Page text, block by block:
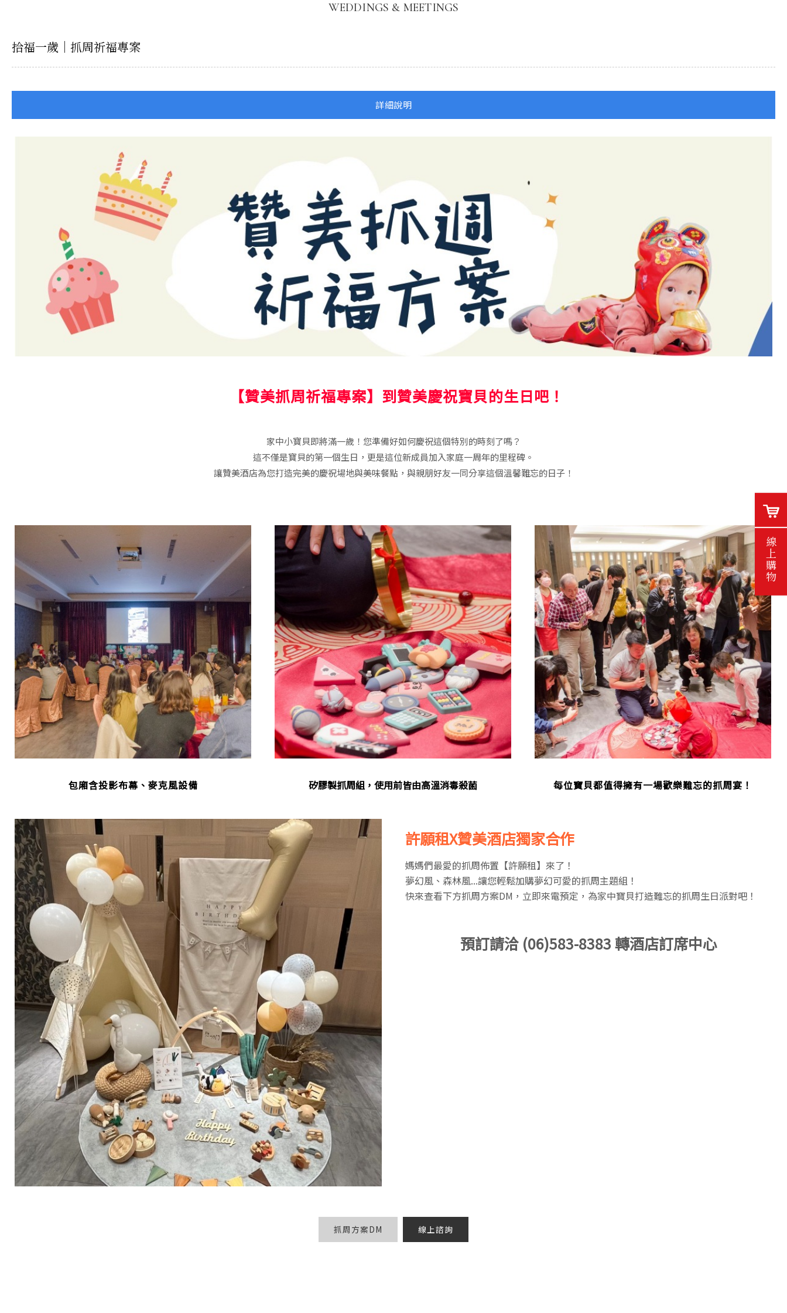
WEDDINGS & MEETINGS
拾福一歲｜抓周祈福專案
詳細說明
【贊美抓周祈福專案】到贊美慶祝寶貝的生日吧！
家中小寶貝即將滿一歲！您準備好如何慶祝這個特別的時刻了嗎？
這不僅是寶貝的第一個生日，更是這位新成員加入家庭一周年的里程碑。
讓贊美酒店為您打造完美的慶祝場地與美味餐點，與親朋好友一同分享這個溫馨難忘的日子！
包廂含投影布幕、麥克風設備 矽膠製抓周組，使用前皆由高溫消毒殺菌 每位寶貝都值得擁有一場歡樂難忘的抓周宴！
許願租X贊美酒店獨家合作
媽媽們最愛的抓周佈置【許願租】來了！
夢幻風、森林風...讓您輕鬆加購夢幻可愛的抓周主題組！
快來查看下方抓周方案DM，立即來電預定，為家中寶貝打造難忘的抓周生日派對吧！
預訂請洽 (06)583-8383 轉酒店訂席中心
抓周方案DM 線上諮詢
線上購物